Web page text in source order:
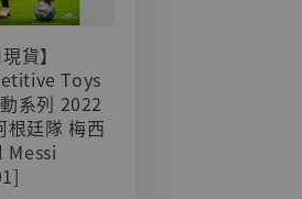
貨】
Toys
系列 2022
根廷隊 梅西